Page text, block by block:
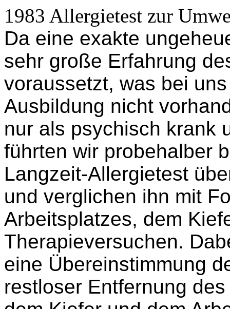
1983 Allergietest zur
Da eine exakte
sehr große Erfahrung
voraussetzt, was bei
Ausbildung nicht
nur als psychisch krank
führten wir probehalber
Langzeit-Allergietest
und verglichen ihn mit
Arbeitsplatzes, dem
Therapieversuchen.
eine Übereinstimmung
restloser Entfernung